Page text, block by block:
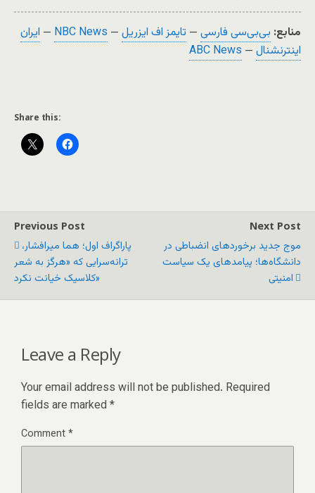
منابع: بی‌بی‌سی فارسی — تایمز اف ایزریل —
NBC News
— ایران
اینترنشنال —
ABC News
Share this:
Previous Post
پاراگراف اول؛ هما میرافشار،
ترانه‌سرایی که «هرگز به شعر
کلاسیک خیانت نکرد»
Next Post
موج جدید برخوردهای انضباطی در
دانشگاه‌ها؛ پیامدهای یک سیاست
امنیتی
Leave a Reply
Your email address will not be published. Required
fields are marked *
Comment*